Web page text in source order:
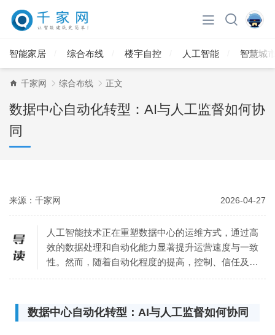
智能家居 综合布线 楼宇自控 人工智能 智慧城
千家网 综合布线 正文
数据中心自动化转型：AI与人工监督如何协
同
来源：千家网 2026-04-27
人工智能技术正在重塑数据中心的运维方式，通过高
效的数据处理和自动化能力显著提升运营速度与一致
性。然而，随着自动化程度的提高，控制、信任及责
任分配方面的风险也相应增加。如果缺乏适当的治理
以及事故风险上升。
数据中心自动化转型：AI与人工监督如何协同